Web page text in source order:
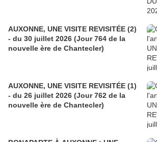
AUXONNE, UNE VISITE REVISITÉE (2)
- du 30 juillet 2026 (Jour 764 de la
nouvelle ère de Chantecler)
AUXONNE, UNE VISITE REVISITÉE (1)
- du 26 juillet 2026 (Jour 762 de la
nouvelle ère de Chantecler)